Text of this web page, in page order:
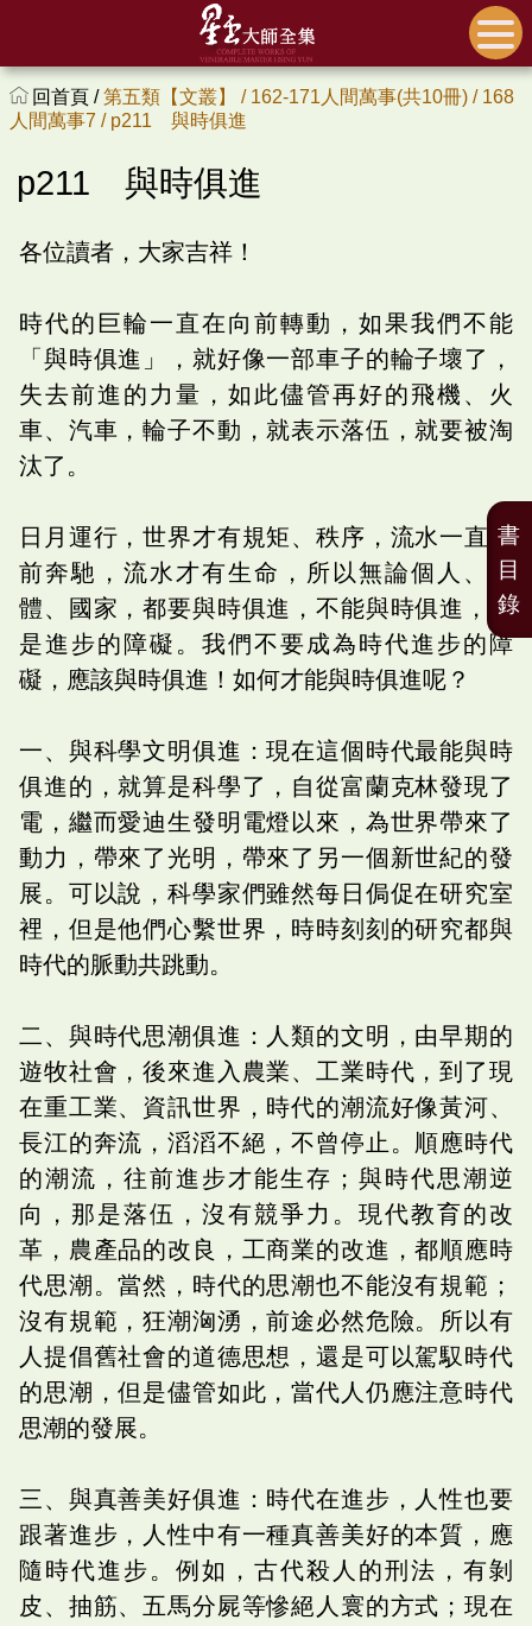
回首頁 /第五類【文叢】 / 162-171人間萬事(共10冊) / 168
人間萬事7 / p211 與時俱進
p211 與時俱進
各位讀者，大家吉祥！
時代的巨輪一直在向前轉動，如果我們不能
「與時俱進」，就好像一部車子的輪子壞了，
失去前進的力量，如此儘管再好的飛機、火
車、汽車，輪子不動，就表示落伍，就要被淘
汰了。
日月運行，世界才有規矩、秩序，流水一直向
前奔馳，流水才有生命，所以無論個人、團
體、國家，都要與時俱進，不能與時俱進，就
是進步的障礙。我們不要成為時代進步的障
礙，應該與時俱進！如何才能與時俱進呢？
一、與科學文明俱進：現在這個時代最能與時
俱進的，就算是科學了，自從富蘭克林發現了
電，繼而愛迪生發明電燈以來，為世界帶來了
動力，帶來了光明，帶來了另一個新世紀的發
展。可以說，科學家們雖然每日侷促在研究室
裡，但是他們心繫世界，時時刻刻的研究都與
時代的脈動共跳動。
二、與時代思潮俱進：人類的文明，由早期的
遊牧社會，後來進入農業、工業時代，到了現
在重工業、資訊世界，時代的潮流好像黃河、
長江的奔流，滔滔不絕，不曾停止。順應時代
的潮流，往前進步才能生存；與時代思潮逆
向，那是落伍，沒有競爭力。現代教育的改
革，農產品的改良，工商業的改進，都順應時
代思潮。當然，時代的思潮也不能沒有規範；
沒有規範，狂潮洶湧，前途必然危險。所以有
人提倡舊社會的道德思想，還是可以駕馭時代
的思潮，但是儘管如此，當代人仍應注意時代
思潮的發展。
三、與真善美好俱進：時代在進步，人性也要
跟著進步，人性中有一種真善美好的本質，應
隨時代進步。例如，古代殺人的刑法，有剝
皮、抽筋、五馬分屍等慘絕人寰的方式；現在
書
目
錄